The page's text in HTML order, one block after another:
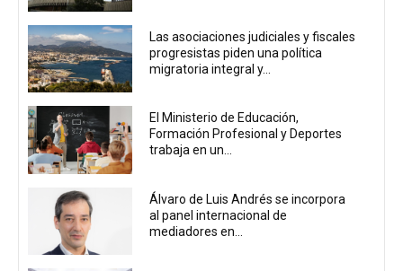
Las asociaciones judiciales y fiscales
progresistas piden una política
migratoria integral y...
El Ministerio de Educación,
Formación Profesional y Deportes
trabaja en un...
Álvaro de Luis Andrés se incorpora
al panel internacional de
mediadores en...